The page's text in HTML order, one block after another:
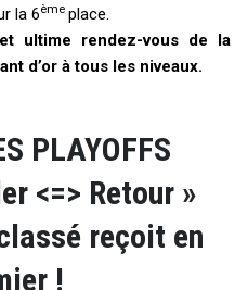
la 6ème place.
ultime rendez-vous de la
d’or à tous les niveaux.
PLAYOFFS
<=> Retour »
reçoit en
!